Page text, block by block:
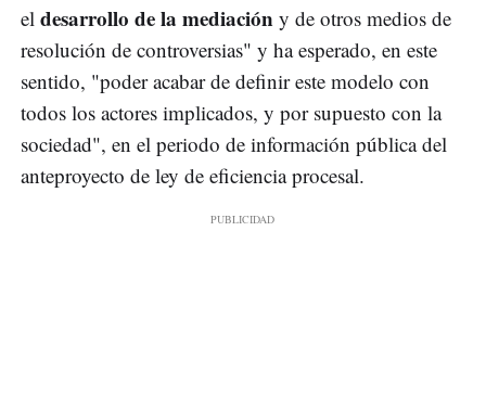
el desarrollo de la mediación y de otros medios de
resolución de controversias" y ha esperado, en este
sentido, "poder acabar de definir este modelo con
todos los actores implicados, y por supuesto con la
sociedad", en el periodo de información pública del
anteproyecto de ley de eficiencia procesal.